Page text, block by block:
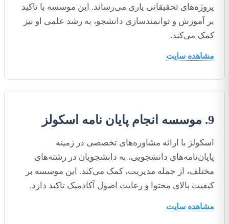
پروژه‌های تحقیقاتی یاری می‌رساند. این موسسه با تاکید
بر آموزش و توانمندسازی دانشجو، به رشد علمی او نیز
کمک می‌کند.
مشاهده سایت
9. موسسه انجام پایان نامه اسکولز
اسکولز با ارائه مشاوره‌های تخصصی در زمینه
پایان‌نامه‌های دانشجویی، به دانشجویان در رشته‌های
مختلف، از جمله مدیریت، کمک می‌کند. این موسسه بر
کیفیت بالای محتوا و رعایت اصول آکادمیک تاکید دارد.
مشاهده سایت